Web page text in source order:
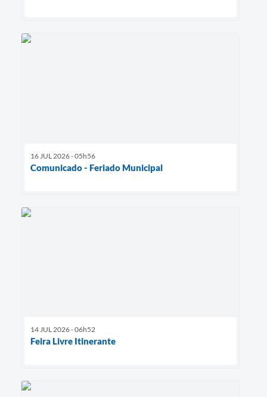
16 JUL 2026 - 05h56
Comunicado - Feriado Municipal
14 JUL 2026 - 06h52
Feira Livre Itinerante